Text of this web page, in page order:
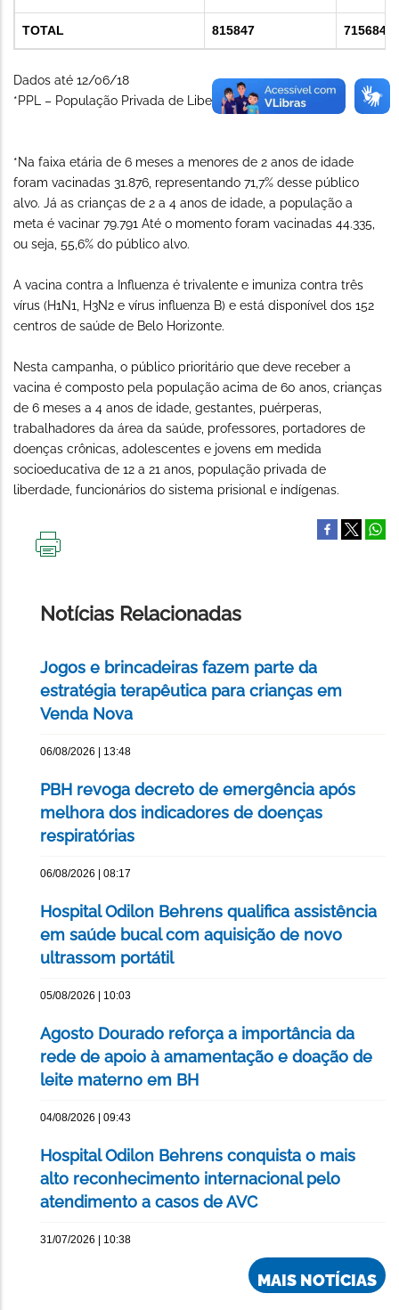
TOTAL 815847 715684
Dados até 12/06/18
*PPL – População Privada de Liberdade
*Na faixa etária de 6 meses a menores de 2 anos de idade
foram vacinadas 31.876, representando 71,7% desse público
alvo. Já as crianças de 2 a 4 anos de idade, a população a
meta é vacinar 79.791 Até o momento foram vacinadas 44.335,
ou seja, 55,6% do público alvo.
A vacina contra a Influenza é trivalente e imuniza contra três
vírus (H1N1, H3N2 e vírus influenza B) e está disponível dos 152
centros de saúde de Belo Horizonte.
Nesta campanha, o público prioritário que deve receber a
vacina é composto pela população acima de 60 anos, crianças
de 6 meses a 4 anos de idade, gestantes, puérperas,
trabalhadores da área da saúde, professores, portadores de
doenças crônicas, adolescentes e jovens em medida
socioeducativa de 12 a 21 anos, população privada de
liberdade, funcionários do sistema prisional e indígenas.
Notícias Relacionadas
Jogos e brincadeiras fazem parte da
estratégia terapêutica para crianças em
Venda Nova
06/08/2026 | 13:48
PBH revoga decreto de emergência após
melhora dos indicadores de doenças
respiratórias
06/08/2026 | 08:17
Hospital Odilon Behrens qualifica assistência
em saúde bucal com aquisição de novo
ultrassom portátil
05/08/2026 | 10:03
Agosto Dourado reforça a importância da
rede de apoio à amamentação e doação de
leite materno em BH
04/08/2026 | 09:43
Hospital Odilon Behrens conquista o mais
alto reconhecimento internacional pelo
atendimento a casos de AVC
31/07/2026 | 10:38
MAIS NOTÍCIAS